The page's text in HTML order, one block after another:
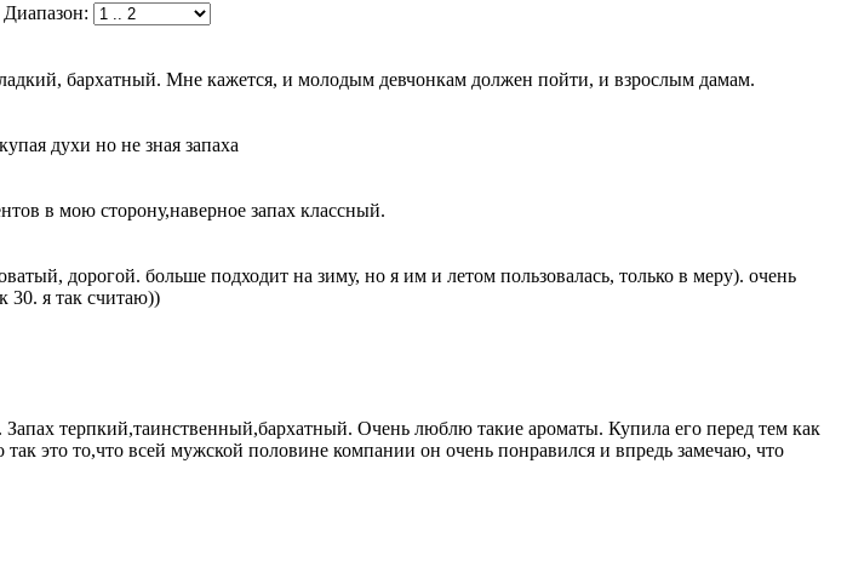
бархатный. Мне кажется, и молодым девчонкам должен пойти, и взрослым дамам.
духи но не зная запаха
в мою сторону,наверное запах классный.
дорогой. больше подходит на зиму, но я им и летом пользовалась, только в меру). очень
30. я так считаю))
терпкий,таинственный,бархатный. Очень люблю такие ароматы. Купила его перед тем как
это то,что всей мужской половине компании он очень понравился и впредь замечаю, что